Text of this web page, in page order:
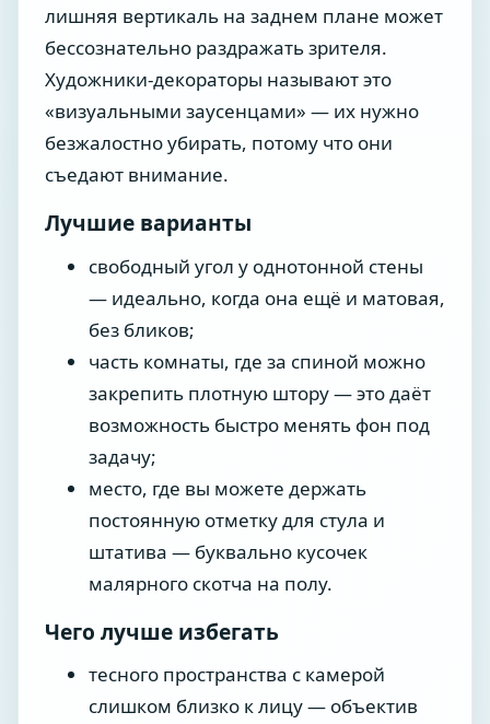
лишняя вертикаль на заднем плане может
бессознательно раздражать зрителя.
Художники-декораторы называют это
«визуальными заусенцами» — их нужно
безжалостно убирать, потому что они
съедают внимание.
Лучшие варианты
свободный угол у однотонной стены
— идеально, когда она ещё и матовая,
без бликов;
часть комнаты, где за спиной можно
закрепить плотную штору — это даёт
возможность быстро менять фон под
задачу;
место, где вы можете держать
постоянную отметку для стула и
штатива — буквально кусочек
малярного скотча на полу.
Чего лучше избегать
тесного пространства с камерой
слишком близко к лицу — объектив